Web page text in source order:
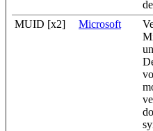
MUID [x2] Microsoft